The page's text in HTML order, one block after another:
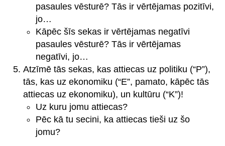
pasaules vēsturē? Tās ir vērtējamas pozitīvi,
jo…
Kāpēc šīs sekas ir vērtējamas negatīvi
pasaules vēsturē? Tās ir vērtējamas
negatīvi, jo…
Atzīmē tās sekas, kas attiecas uz politiku (“P”),
tās, kas uz ekonomiku (“E”, pamato, kāpēc tās
attiecas uz ekonomiku), un kultūru (“K”)!
Uz kuru jomu attiecas?
Pēc kā tu secini, ka attiecas tieši uz šo
jomu?